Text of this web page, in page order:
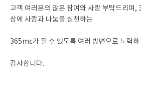
고객 여러분의 많은 참여와 사랑 부탁드리며,
상에 사랑과 나눔을 실천하는
365mc가 될 수 있도록 여러 방면으로 노력
감사합니다.